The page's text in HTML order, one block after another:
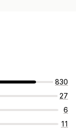
830
27
6
11